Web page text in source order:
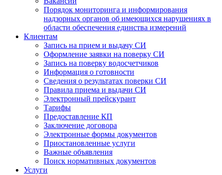
Порядок мониторинга и информирования
надзорных органов об имеющихся нарушениях в
области обеспечения единства измерений
Клиентам
Запись на прием и выдачу СИ
Оформление заявки на поверку СИ
Запись на поверку водосчетчиков
Информация о готовности
Сведения о результатах поверки СИ
Правила приема и выдачи СИ
Электронный прейскурант
Тарифы
Предоставление КП
Заключение договора
Электронные формы документов
Приостановленные услуги
Важные объявления
Поиск нормативных документов
Услуги